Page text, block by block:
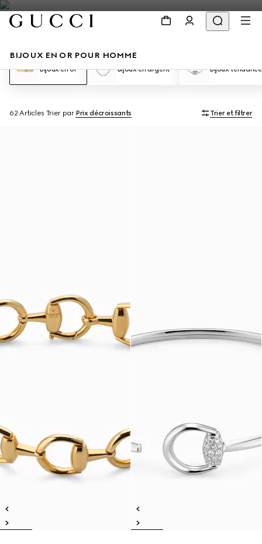
BIJOUX EN OR POUR HOMME
Bijoux en or Bijoux en argent Bijoux tendance
62 Articles Trier par Prix décroissants Trier et filtrer